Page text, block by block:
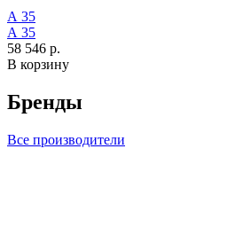
А 35
А 35
58 546 р.
В корзину
Бренды
Все производители